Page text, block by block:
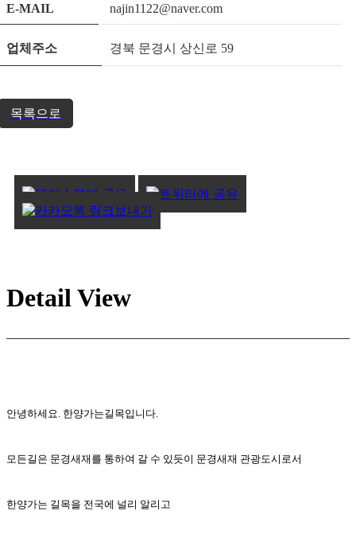
E-MAIL najin1122@naver.com
업체주소 경북 문경시 상신로 59
목록으로
Detail View
안녕하세요. 한양가는길목입니다.
모든길은 문경새재를 통하여 갈 수 있듯이 문경새재 관광도시로서
한양가는 길목을 전국에 널리 알리고